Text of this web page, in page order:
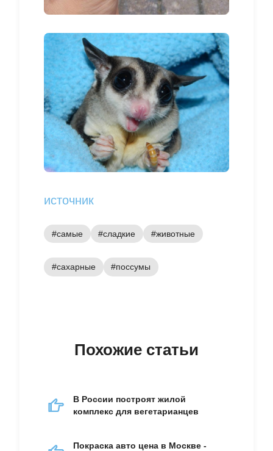
источник
#самые #сладкие #животные
#сахарные #поссумы
Похожие статьи
В России построят жилой
комплекс для вегетарианцев
Покраска авто цена в Москве -